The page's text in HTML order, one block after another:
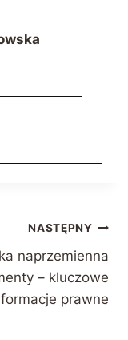
NASTĘPNY
naprzemienna
– kluczowe
prawne